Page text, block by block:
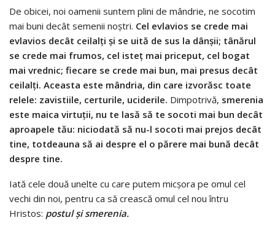
De obicei, noi oamenii suntem plini de mândrie, ne so­cotim
mai buni decât semenii noştri. Cel evlavios se crede mai
evlavios decât ceilalţi şi se uită de sus la dânşii; tânărul
se crede mai frumos, cel isteţ mai priceput, cel bogat
mai vrednic; fieca­re se crede mai bun, mai presus decât
ceilalţi. Aceasta este mândria, din care izvorăsc toate
relele: zavistiile, certurile, uci­derile. Dimpotrivă, smerenia
este maica virtuţii, nu te lasă să te socoti mai bun decât
aproapele tău: niciodată să nu-l socoti mai prejos decât
tine, totdeauna să ai despre el o părere mai bună decât
despre tine.
Iată cele două unelte cu care putem micşora pe omul cel
vechi din noi, pentru ca să crească omul cel nou întru
Hristos: postul şi smerenia.